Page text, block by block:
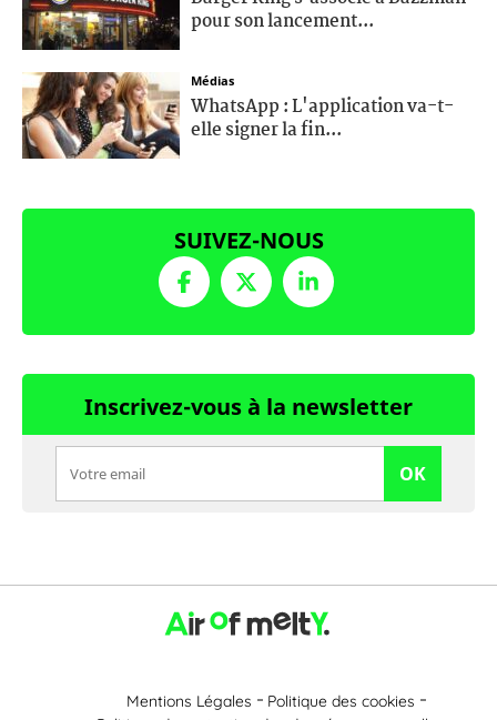
pour son lancement...
Médias
WhatsApp : L'application va-t-
elle signer la fin...
SUIVEZ-NOUS
Inscrivez-vous à la newsletter
OK
Mentions Légales
Politique des cookies